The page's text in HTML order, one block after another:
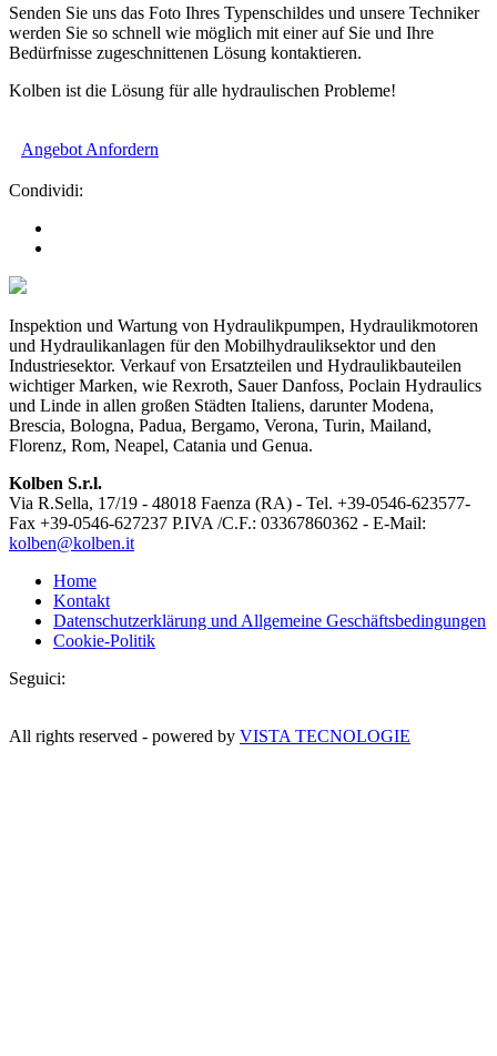
Senden Sie uns das Foto Ihres Typenschildes und unsere Techniker
werden Sie so schnell wie möglich mit einer auf Sie und Ihre
Bedürfnisse zugeschnittenen Lösung kontaktieren.
Kolben ist die Lösung für alle hydraulischen Probleme!
Angebot Anfordern
Condividi:
Inspektion und Wartung von Hydraulikpumpen, Hydraulikmotoren
und Hydraulikanlagen für den Mobilhydrauliksektor und den
Industriesektor. Verkauf von Ersatzteilen und Hydraulikbauteilen
wichtiger Marken, wie Rexroth, Sauer Danfoss, Poclain Hydraulics
und Linde in allen großen Städten Italiens, darunter Modena,
Brescia, Bologna, Padua, Bergamo, Verona, Turin, Mailand,
Florenz, Rom, Neapel, Catania und Genua.
Kolben S.r.l.
Via R.Sella, 17/19 - 48018 Faenza (RA) - Tel. +39-0546-623577-
Fax +39-0546-627237 P.IVA /C.F.: 03367860362 - E-Mail:
kolben@kolben.it
Home
Kontakt
Datenschutzerklärung und Allgemeine Geschäftsbedingungen
Cookie-Politik
Seguici:
All rights reserved - powered by VISTA TECNOLOGIE